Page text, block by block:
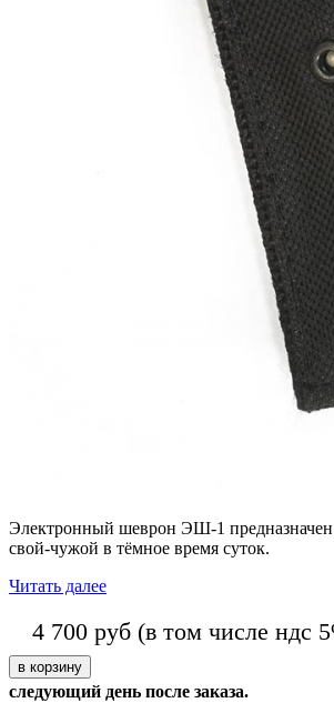
Электронный шеврон ЭШ-1 предназначен
свой-чужой в тёмное время суток.
Читать далее
4 700 руб (в том числе ндс
следующий день после заказа.